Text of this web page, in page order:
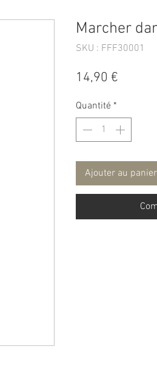
Marcher
SKU : FFF30001
14,90 €
Quantité *
Ajouter au panier